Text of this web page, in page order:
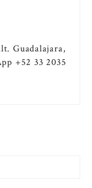
Guadalajara,
+52 33 2035